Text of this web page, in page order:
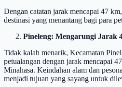
Dengan catatan jarak mencapai 47
destinasi yang menantang bagi para
Pineleng: Mengarungi Jarak
Tidak kalah menarik, Kecamatan
petualangan dengan jarak mencapai
Minahasa. Keindahan alam dan
menjadi tujuan yang sayang untuk